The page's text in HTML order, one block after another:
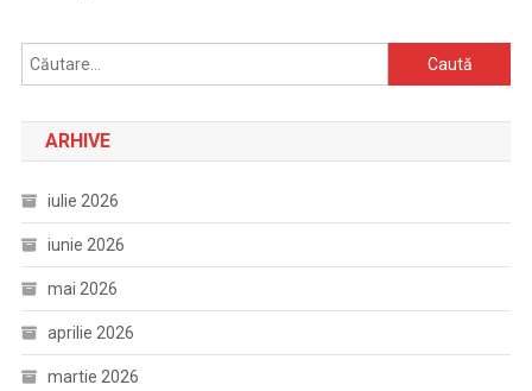
Caută
după:
ARHIVE
iulie 2026
iunie 2026
mai 2026
aprilie 2026
martie 2026